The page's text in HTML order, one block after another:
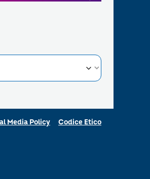
Media Policy Codice Etico